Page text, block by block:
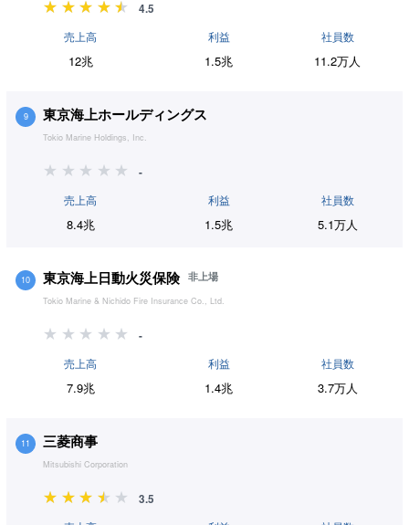
4.5
売上高
12兆
利益
1.5兆
社員数
11.2万人
9 東京海上ホールディングス
Tokio Marine Holdings, Inc.
-
売上高
8.4兆
利益
1.5兆
社員数
5.1万人
10 東京海上日動火災保険 非上場
Tokio Marine & Nichido Fire Insurance Co., Ltd.
-
売上高
7.9兆
利益
1.4兆
社員数
3.7万人
11 三菱商事
Mitsubishi Corporation
3.5